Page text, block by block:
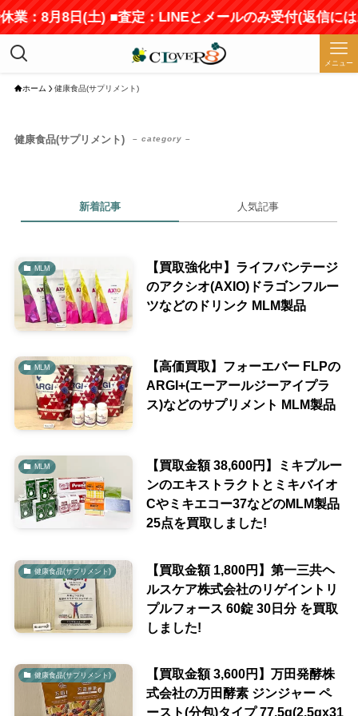
業：8月8日(土) ■査定：LINEとメールのみ受付(返信には
メニュー
ホーム 健康食品(サプリメント)
健康食品(サプリメント) – category –
新着記事 人気記事
MLM
【買取強化中】ライフバンテージ
のアクシオ(AXIO)ドラゴンフルー
ツなどのドリンク MLM製品
MLM
【高価買取】フォーエバー FLPの
ARGI+(エーアールジーアイプラ
ス)などのサプリメント MLM製品
MLM
【買取金額 38,600円】ミキプルー
ンのエキストラクトとミキバイオ
Cやミキエコー37などのMLM製品
25点を買取しました!
健康食品(サプリメント)
【買取金額 1,800円】第一三共ヘ
ルスケア株式会社のリゲイントリ
プルフォース 60錠 30日分 を買取
しました!
健康食品(サプリメント)
【買取金額 3,600円】万田発酵株
式会社の万田酵素 ジンジャー ペ
ースト(分包)タイプ 77.5g(2.5gx31